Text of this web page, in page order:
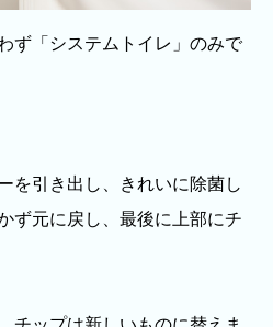
ず「システムトイレ」のみで
を引き出し、きれいに除菌し
ず元に戻し、最後に上部にチ